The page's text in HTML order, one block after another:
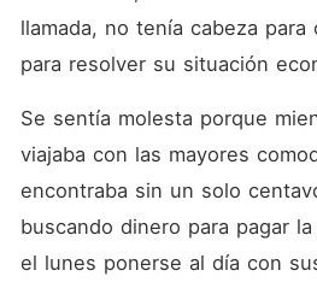
llamada, no tenía cabeza para
para resolver su situación
Se sentía molesta porque
viajaba con las mayores
encontraba sin un solo
buscando dinero para pagar
el lunes ponerse al día con